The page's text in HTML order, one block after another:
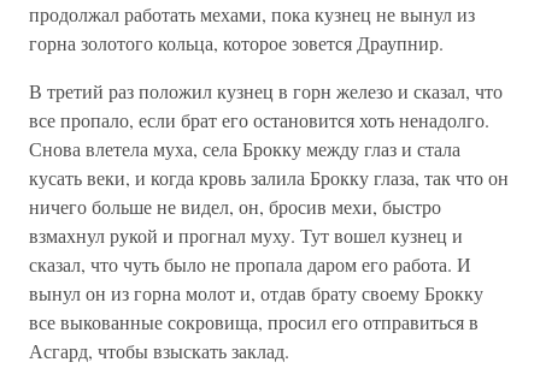
продолжал работать мехами, пока кузнец не вынул из
горна золотого кольца, которое зовется Драупнир.
В третий раз положил кузнец в горн железо и сказал, что
все пропало, если брат его остановится хоть ненадолго.
Снова влетела муха, села Брокку между глаз и стала
кусать веки, и когда кровь залила Брокку глаза, так что он
ничего больше не видел, он, бросив мехи, быстро
взмахнул рукой и прогнал муху. Тут вошел кузнец и
сказал, что чуть было не пропала даром его работа. И
вынул он из горна молот и, отдав брату своему Брокку
все выкованные сокровища, просил его отправиться в
Асгард, чтобы взыскать заклад.